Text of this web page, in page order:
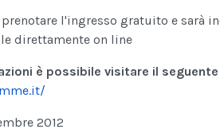
prenotare l'ingresso gratuito e sarà
direttamente on line
è possibile visitare il
2012